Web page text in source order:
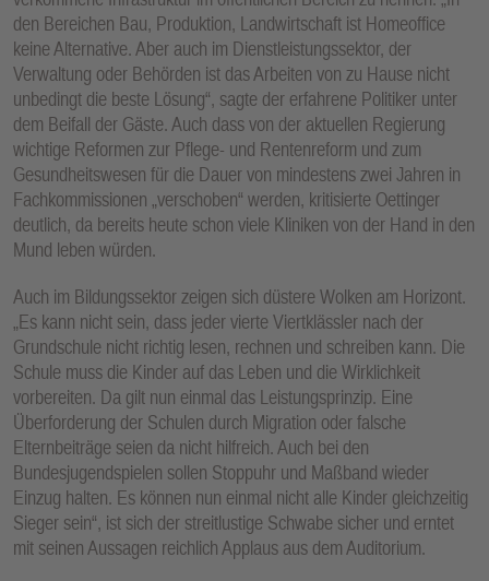
den Bereichen Bau, Produktion, Landwirtschaft ist Homeoffice
keine Alternative. Aber auch im Dienstleistungssektor, der
Verwaltung oder Behörden ist das Arbeiten von zu Hause nicht
unbedingt die beste Lösung“, sagte der erfahrene Politiker unter
dem Beifall der Gäste. Auch dass von der aktuellen Regierung
wichtige Reformen zur Pflege- und Rentenreform und zum
Gesundheitswesen für die Dauer von mindestens zwei Jahren in
Fachkommissionen „verschoben“ werden, kritisierte Oettinger
deutlich, da bereits heute schon viele Kliniken von der Hand in den
Mund leben würden.
Auch im Bildungssektor zeigen sich düstere Wolken am Horizont.
„Es kann nicht sein, dass jeder vierte Viertklässler nach der
Grundschule nicht richtig lesen, rechnen und schreiben kann. Die
Schule muss die Kinder auf das Leben und die Wirklichkeit
vorbereiten. Da gilt nun einmal das Leistungsprinzip. Eine
Überforderung der Schulen durch Migration oder falsche
Elternbeiträge seien da nicht hilfreich. Auch bei den
Bundesjugendspielen sollen Stoppuhr und Maßband wieder
Einzug halten. Es können nun einmal nicht alle Kinder gleichzeitig
Sieger sein“, ist sich der streitlustige Schwabe sicher und erntet
mit seinen Aussagen reichlich Applaus aus dem Auditorium.